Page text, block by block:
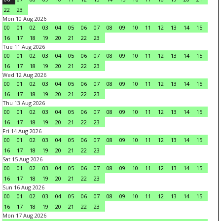
22
23
Mon 10 Aug 2026
00
01 02 03 04 05 06 07 08 09 10 11 12 13 14
15
16
17 18 19 20 21 22
23
Tue 11 Aug 2026
00
01 02 03 04 05 06 07 08 09 10 11 12 13 14
15
16
17 18 19 20 21 22
23
Wed 12 Aug 2026
00
01 02 03 04 05 06 07 08 09 10 11 12 13 14
15
16
17 18 19 20 21 22
23
Thu 13 Aug 2026
00
01 02 03 04 05 06 07 08 09 10 11 12 13 14
15
16
17 18 19 20 21 22
23
Fri 14 Aug 2026
00
01 02 03 04 05 06 07 08 09 10 11 12 13 14
15
16
17 18 19 20 21 22
23
Sat 15 Aug 2026
00
01 02 03 04 05 06 07 08 09 10 11 12 13 14
15
16
17 18 19 20 21 22
23
Sun 16 Aug 2026
00
01 02 03 04 05 06 07 08 09 10 11 12 13 14
15
16
17 18 19 20 21 22
23
Mon 17 Aug 2026